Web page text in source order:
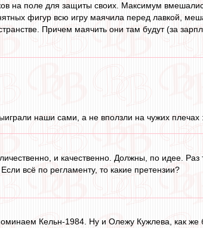
на поле для защиты своих. Максимум
фигур всю игру маячила перед лавкой,
Причем маячить они там будут (за
наши сами, а не вползли на чужих плечах
и качественно. Должны, по идее. Раз
всё по регламенту, то какие претензии?
Кельн-1984. Ну и Олежу Кужлева, как же